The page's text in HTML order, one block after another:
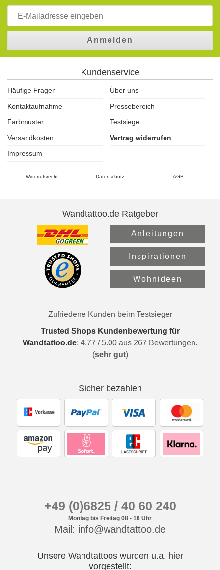
Anmelden
Kundenservice
Häufige Fragen
Über uns
Kontaktaufnahme
Pressebereich
Farbmuster
Testsiege
Versandkosten
Vertrag widerrufen
Impressum
Widerrufsrecht Datenschutz AGB
Wandtattoo.de Ratgeber
Anleitungen
Inspirationen
Wohnideen
Zufriedene Kunden beim Testsieger
Trusted Shops Kundenbewertung für
Wandtattoo.de: 4.77 / 5.00 aus 267 Bewertungen.
(sehr gut)
Sicher bezahlen
+49 (0)6825 / 40 60 240
Montag bis Freitag 08 - 16 Uhr
Mail: info@wandtattoo.de
Unsere Wandtattoos wurden u.a. hier
vorgestellt: